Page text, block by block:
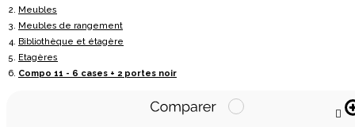
Meubles
Meubles de rangement
Bibliothèque et étagère
Etagères
Compo 11 - 6 cases + 2 portes noir
